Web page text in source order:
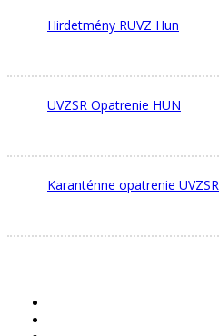
Hirdetmény RUVZ Hun
UVZSR Opatrenie HUN
Karanténne opatrenie UVZSR